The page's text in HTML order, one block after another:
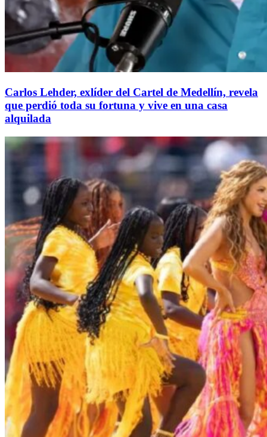
Carlos Lehder, exlíder del Cartel de Medellín, revela
que perdió toda su fortuna y vive en una casa
alquilada